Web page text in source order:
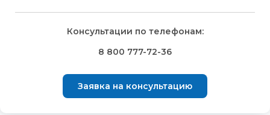
лиц
Способ оплаты
Выбрать вид оплаты Вы сможете в Корзине при
оформлении заказа.
лиц
Способыдоставки
Доставка осуществляется транспортными компаниями и
оплачивается покупателем при получении заказа.
Транспортную компанию Вы сможете выбрать в Корзине
при оформлении заказа.
лиц
Правила возврата товара, приобретённого
Внешний вид, комплектность товара и комплектность всего
заказа, должны быть проверены покупателем при
лиц
Консультации по телефонам:
8 800 777-72-36
Заявка на консультацию